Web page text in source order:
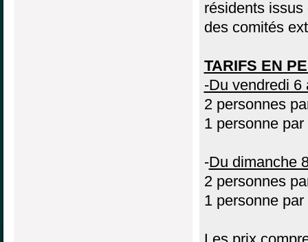
résidents
des comités
TARIFS EN
-Du vendredi 6
2 personnes
1 personne
-Du dimanche
2 personnes
1 personne